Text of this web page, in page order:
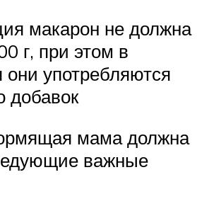
макарон не должна
г, при этом в
употребляются
добавок
мама должна
важные